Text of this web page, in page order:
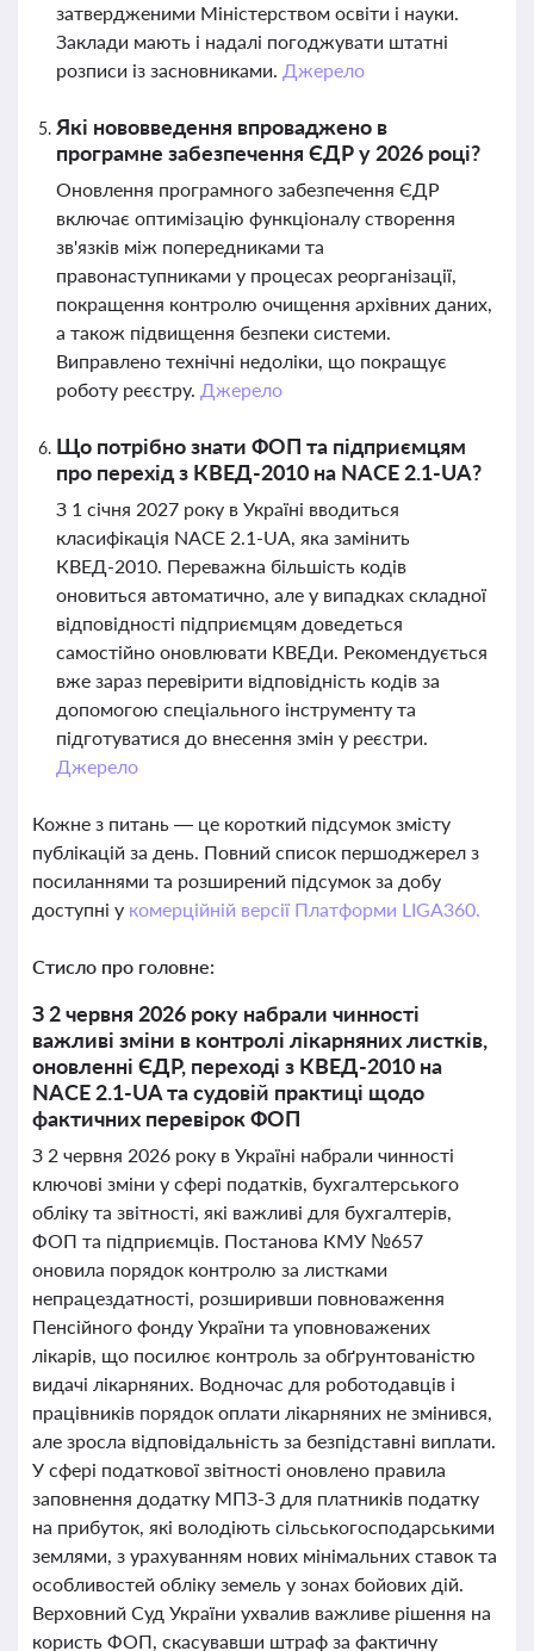
затвердженими Міністерством освіти і науки.
Заклади мають і надалі погоджувати штатні
розписи із засновниками. Джерело
Які нововведення впроваджено в
програмне забезпечення ЄДР у 2026 році?
Оновлення програмного забезпечення ЄДР
включає оптимізацію функціоналу створення
зв'язків між попередниками та
правонаступниками у процесах реорганізації,
покращення контролю очищення архівних даних,
а також підвищення безпеки системи.
Виправлено технічні недоліки, що покращує
роботу реєстру. Джерело
Що потрібно знати ФОП та підприємцям
про перехід з КВЕД-2010 на NACE 2.1-UA?
З 1 січня 2027 року в Україні вводиться
класифікація NACE 2.1-UA, яка замінить
КВЕД-2010. Переважна більшість кодів
оновиться автоматично, але у випадках складної
відповідності підприємцям доведеться
самостійно оновлювати КВЕДи. Рекомендується
вже зараз перевірити відповідність кодів за
допомогою спеціального інструменту та
підготуватися до внесення змін у реєстри.
Джерело
Кожне з питань — це короткий підсумок змісту
публікацій за день. Повний список першоджерел з
посиланнями та розширений підсумок за добу
доступні у комерційній версії Платформи LIGA360.
Стисло про головне:
З 2 червня 2026 року набрали чинності
важливі зміни в контролі лікарняних листків,
оновленні ЄДР, переході з КВЕД-2010 на
NACE 2.1-UA та судовій практиці щодо
фактичних перевірок ФОП
З 2 червня 2026 року в Україні набрали чинності
ключові зміни у сфері податків, бухгалтерського
обліку та звітності, які важливі для бухгалтерів,
ФОП та підприємців. Постанова КМУ №657
оновила порядок контролю за листками
непрацездатності, розширивши повноваження
Пенсійного фонду України та уповноважених
лікарів, що посилює контроль за обґрунтованістю
видачі лікарняних. Водночас для роботодавців і
працівників порядок оплати лікарняних не змінився,
але зросла відповідальність за безпідставні виплати.
У сфері податкової звітності оновлено правила
заповнення додатку МПЗ-З для платників податку
на прибуток, які володіють сільськогосподарськими
землями, з урахуванням нових мінімальних ставок та
особливостей обліку земель у зонах бойових дій.
Верховний Суд України ухвалив важливе рішення на
користь ФОП, скасувавши штраф за фактичну